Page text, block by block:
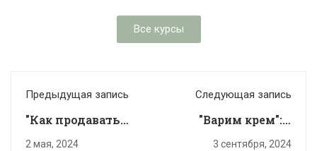
Все курсы
Предыдущая запись
"Как продавать
косметику ручной
2 мая, 2024
Следующая запись
"Варим крем": 5
лайфхаков от
3 сентября, 2024